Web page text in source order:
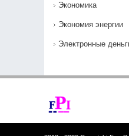
Экономика
Экономия энергии
Электронные